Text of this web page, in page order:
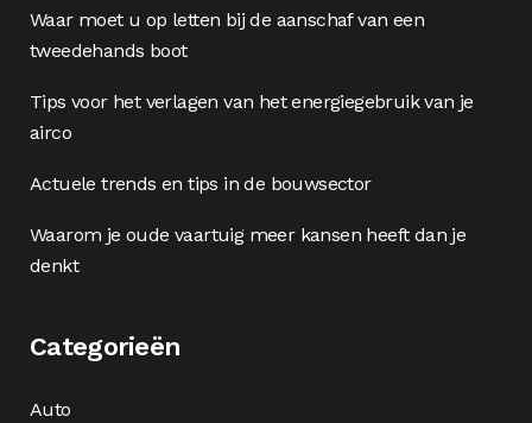
Waar moet u op letten bij de aanschaf van een
tweedehands boot
Tips voor het verlagen van het energiegebruik van je
airco
Actuele trends en tips in de bouwsector
Waarom je oude vaartuig meer kansen heeft dan je
denkt
Categorieën
Auto